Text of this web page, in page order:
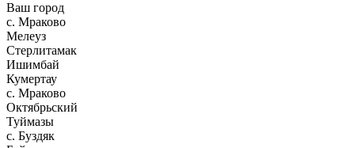
Ваш город
c. Мраково
Мелеуз
Стерлитамак
Ишимбай
Кумертау
c. Мраково
Октябрьский
Туймазы
c. Буздяк